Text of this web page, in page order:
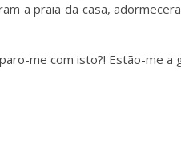
a praia da casa,
me com isto?! Estão-me a